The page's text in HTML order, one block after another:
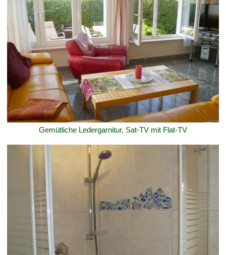
Gemütliche Ledergarnitur, Sat-TV mit Flat-TV